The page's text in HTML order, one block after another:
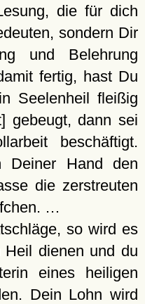
die für dich
sondern Dir
und Belehrung
fertig, hast Du
Seelenheil fleißig
gebeugt, dann sei
beschäftigt.
Deiner Hand den
die zerstreuten
…
so wird es
dienen und du
eines heiligen
Dein Lohn wird